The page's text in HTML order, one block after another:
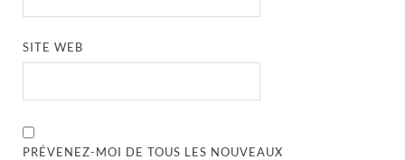
SITE WEB
PRÉVENEZ-MOI DE TOUS LES NOUVEAUX